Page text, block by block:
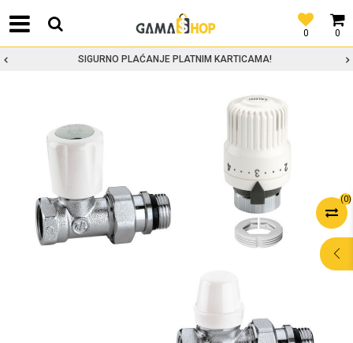
0
0
SIGURNO PLAĆANJE PLATNIM KARTICAMA!
(0)
KUPOVINI